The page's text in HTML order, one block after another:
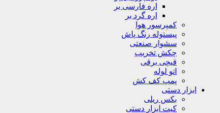
اره فارسی بر
اره گرد بر
کمپرسور هوا
پیستوله رنگ پاش
سشوار صنعتی
چکش تخریب
قیچی برقی
اتو لوله
پمپ کف کش
ابزار دستی
بکس ریلی
کیت ابزار دستی